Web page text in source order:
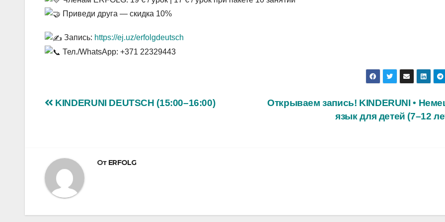
Приведи друга — скидка 10%
Запись: https://ej.uz/erfolgdeutsch
Тел./WhatsApp: +371 22329443
Навигация
Открываем запись! KINDERUNI •
язык для детей (7–12
KINDERUNI DEUTSCH (15:00–16:00)
От ERFOLG